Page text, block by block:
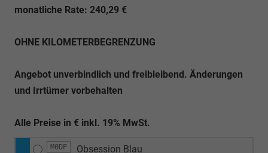
monatliche Rate: 240,29 €
OHNE KILOMETERBEGRENZUNG
Angebot unverbindlich und freibleibend. Änderungen
und Irrtümer vorbehalten
Alle Preise in € inkl. 19% MwSt.
M0DP Obsession Blau